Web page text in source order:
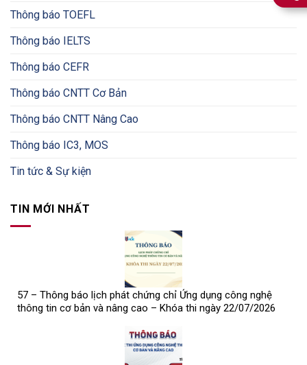
Thông báo TOEFL
Thông báo IELTS
Thông báo CEFR
Thông báo CNTT Cơ Bản
Thông báo CNTT Nâng Cao
Thông báo IC3, MOS
Tin tức & Sự kiện
TIN MỚI NHẤT
57 – Thông báo lịch phát chứng chỉ Ứng dụng công nghệ
thông tin cơ bản và nâng cao – Khóa thi ngày 22/07/2026